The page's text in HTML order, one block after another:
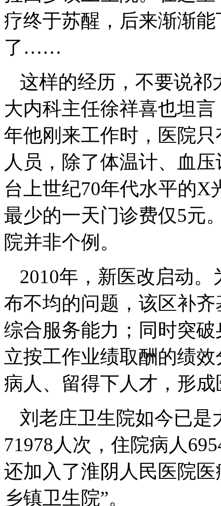
疗终于苏醒，后来渐渐
了……
这样的经历，不要说祁
大内科主任徐祥喜也坦
年他刚来工作时，医院
人员，除了体温计、血
台上世纪70年代水平的X
最少的一天门诊费仅5元
院并非个例。
2010年，新医改启动
布不均的问题，该区补
综合服务能力；同时突
立按工作业绩取酬的绩
病人、留得下人才，形
刘老庄卫生院如今已是
71978人次，住院病人
还加入了淮阴人民医院
乡镇卫生院”。